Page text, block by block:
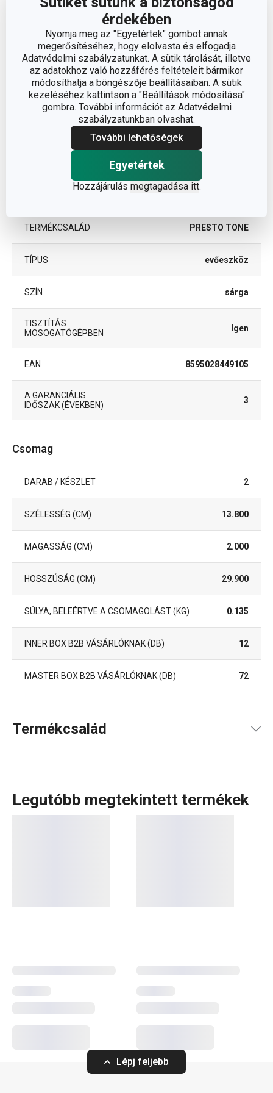
érdekében
Nyomja meg az "Egyetértek" gombot annak
megerősítéséhez, hogy elolvasta és elfogadja
Adatvédelmi szabályzatunkat. A sütik tárolását, illetve
az adatokhoz való hozzáférés feltételeit bármikor
módosíthatja a böngészője beállításaiban. A sütik
kezeléséhez kattintson a "Beállítások módosítása"
gombra. További információt az Adatvédelmi
szabályzatunkban olvashat.
További lehetőségek
Egyetértek
Hozzájárulás megtagadása itt.
Egyéb paraméterek
műanyag, rozsdamentes
acél, tapadásmentes felület
TERMÉKCSALÁD PRESTO TONE
TÍPUS evőeszköz
SZÍN sárga
TISZTÍTÁS
MOSOGATÓGÉPBEN
Igen
EAN 8595028449105
A GARANCIÁLIS
IDŐSZAK (ÉVEKBEN)
3
Csomag
DARAB / KÉSZLET 2
SZÉLESSÉG (CM) 13.800
MAGASSÁG (CM) 2.000
HOSSZÚSÁG (CM) 29.900
SÚLYA, BELEÉRTVE A CSOMAGOLÁST (KG) 0.135
INNER BOX B2B VÁSÁRLÓKNAK (DB) 12
MASTER BOX B2B VÁSÁRLÓKNAK (DB) 72
Termékcsalád
PRESTO TONE tapadásmentes kés
cukordinnyéhez, 22 cm
Legutóbb megtekintett termékek
Lépj feljebb